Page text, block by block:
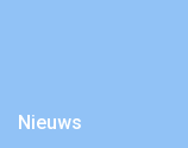
Nieuws